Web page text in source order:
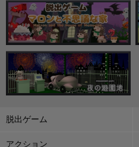
脱出ゲーム
アクション